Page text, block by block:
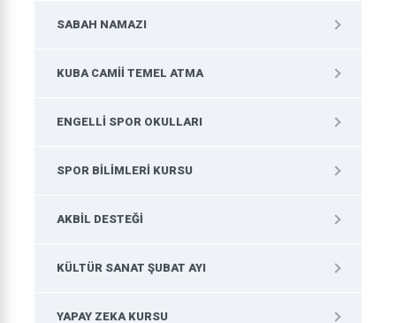
SABAH NAMAZI
KUBA CAMII TEMEL ATMA
ENGELLI SPOR OKULLARI
SPOR BILIMLERI KURSU
AKBIL DESTEĞI
KÜLTÜR SANAT ŞUBAT AYI
YAPAY ZEKA KURSU